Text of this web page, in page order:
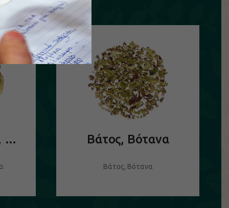
Άνθη Γιασεμιού, Βότανα Βάτος, Βότανα
Βάτος, Βότανα